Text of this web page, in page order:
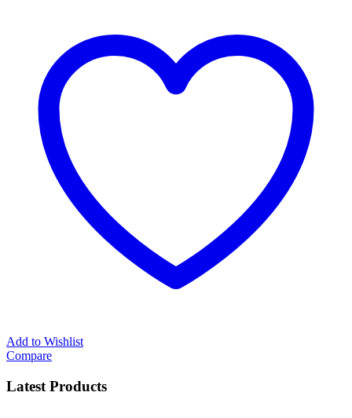
Add to Wishlist
Compare
Latest Products